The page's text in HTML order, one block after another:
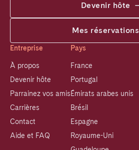
Devenir hôte
Mes réservations
Entreprise
À propos
Devenir hôte
Parrainez vos amis
Carrières
Contact
Aide et FAQ
Pays
France
Portugal
Émirats arabes unis
Brésil
Espagne
Royaume-Uni